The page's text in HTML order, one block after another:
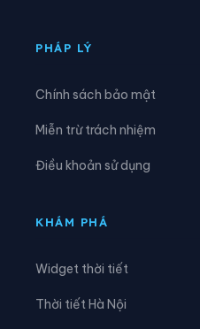
Xã Hoa Quân
Xã Kim Bảng
PHÁP LÝ
Chính sách bảo mật
Miễn trừ trách nhiệm
Điều khoản sử dụng
KHÁM PHÁ
Widget thời tiết
Thời tiết Hà Nội